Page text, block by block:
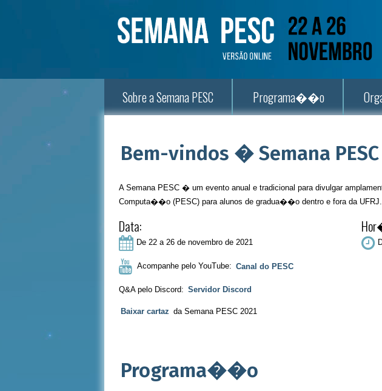
Sobre a Semana PESC Programa��o
Bem-vindos � Semana PESC
A Semana PESC � um evento anual e tradicional para divulgar
Computa��o (PESC) para alunos de gradua��o dentro e fora da UFRJ.
Data:
De 22 a 26 de novembro de 2021
Acompanhe pelo YouTube: Canal do PESC
Q&A pelo Discord: Servidor Discord
Baixar cartaz da Semana PESC 2021
Programa��o